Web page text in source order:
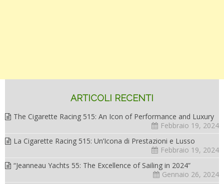
ARTICOLI RECENTI
The Cigarette Racing 515: An Icon of Performance and Luxury
Febbraio 19, 2024
La Cigarette Racing 515: Un’Icona di Prestazioni e Lusso
Febbraio 19, 2024
“Jeanneau Yachts 55: The Excellence of Sailing in 2024”
Gennaio 26, 2024